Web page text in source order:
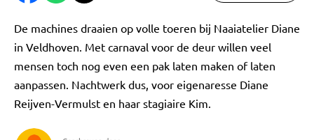
De machines draaien op volle toeren bij Naaiatelier Diane
in Veldhoven. Met carnaval voor de deur willen veel
mensen toch nog even een pak laten maken of laten
aanpassen. Nachtwerk dus, voor eigenaresse Diane
Reijven-Vermulst en haar stagiaire Kim.